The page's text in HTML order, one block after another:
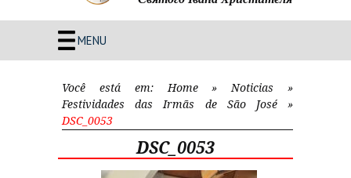
MENU
Você está em: Home» Noticias »
Festividades das Irmãs de São José»
DSC_0053
DSC_0053